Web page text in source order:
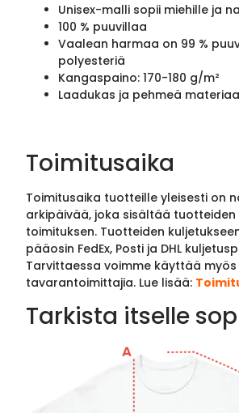
Unisex-malli sopii miehille ja
100 % puuvillaa
Vaalean harmaa on 99 %
polyesteriä
Kangaspaino: 170-180 g/m²
Laadukas ja pehmeä
Toimitusaika
Toimitusaika tuotteille yleisesti on
arkipäivää, joka sisältää tuotteiden
toimituksen. Tuotteiden
pääosin FedEx, Posti ja DHL
Tarvittaessa voimme käyttää
tavarantoimittajia. Lue lisää:
Tarkista itselle